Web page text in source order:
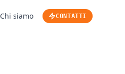
Chi siamo CONTATTI